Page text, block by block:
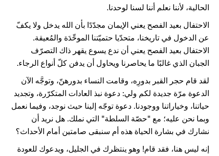
الحالية، لأننا نعلم أننا لسنا لوحدنا.
الاحتفال بعيد الفصح يعني الإيمان مجدّدًا بأن الله يدخل ولا يكفّ
عن الدخول في تاريخنا، متحدّيا حتميّتنا الموحِّدَة والمُعيقة.
الاحتفال بعيد الفصح يعني أن ندع يسوع يقهر ذاك التصرّف
الجبان الذي غالبًا ما يحاصرنا ويحاول أن يدفن كلّ أنواع الرجاء.
لقد قام حجر القبر بدورِه، وقامت النساء بدورهنّ، وتوجَّه الآن
الدعوة مرّة جديدة لكم ولي: دعوة نبذ العادات المتكرّرة، وتجديد
حياتنا، وخياراتنا ووجودنا. دعوة توجّه إلينا حيث نوجد، وفيما نعمل
وبما نحن عليه؛ مع "حصّة السلطة" التي نملك. هل نريد أن
نشارك في بشارة الحياة هذه أم سنبقى صامتين أمام الأحداث؟
إنه ليس هنا، فقد قام! وهو ينتظرك في الجليل، ويدعوك للعودة